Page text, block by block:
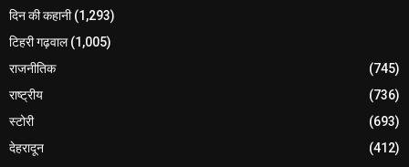
दिन की कहानी(1,293)
टिहरी गढ़वाल(1,005)
राजनीतिक
(745)
राष्ट्रीय
(736)
स्टोरी
(693)
देहरादून
(412)